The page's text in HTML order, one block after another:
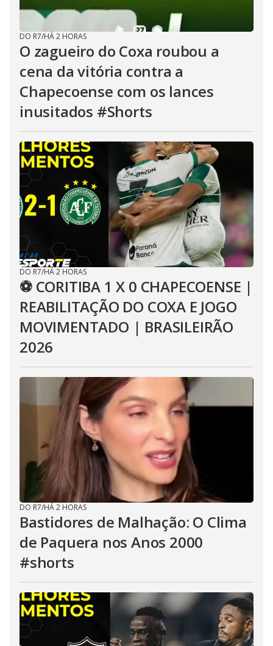
DO R7/HÁ 2 HORAS
O zagueiro do Coxa roubou a
cena da vitória contra a
Chapecoense com os lances
inusitados #Shorts
DO R7/HÁ 2 HORAS
⚽ CORITIBA 1 X 0 CHAPECOENSE |
REABILITAÇÃO DO COXA E JOGO
MOVIMENTADO | BRASILEIRÃO
2026
DO R7/HÁ 2 HORAS
Bastidores de Malhação: O Clima
de Paquera nos Anos 2000
#shorts